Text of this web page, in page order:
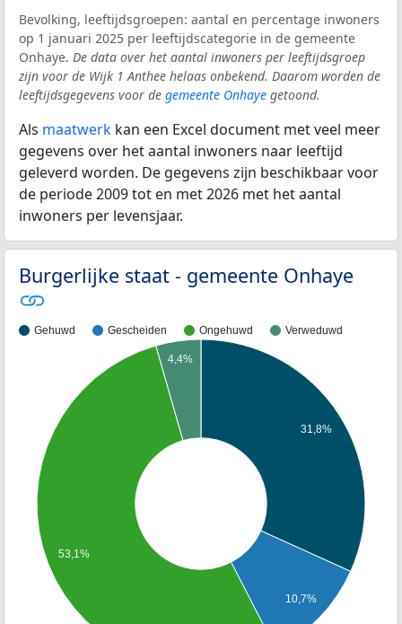
Bevolking, leeftijdsgroepen: aantal en percentage inwoners
op 1 januari 2025 per leeftijdscategorie in de gemeente
Onhaye. De data over het aantal inwoners per leeftijdsgroep
zijn voor de Wijk 1 Anthee helaas onbekend. Daarom worden de
leeftijdsgegevens voor de gemeente Onhaye getoond.
Als maatwerk kan een Excel document met veel meer
gegevens over het aantal inwoners naar leeftijd
geleverd worden. De gegevens zijn beschikbaar voor
de periode 2009 tot en met 2026 met het aantal
inwoners per levensjaar.
Burgerlijke staat - gemeente Onhaye
Gehuwd Gescheiden Ongehuwd Verweduwd
31,8%
10,7%
4,4%
53,1%